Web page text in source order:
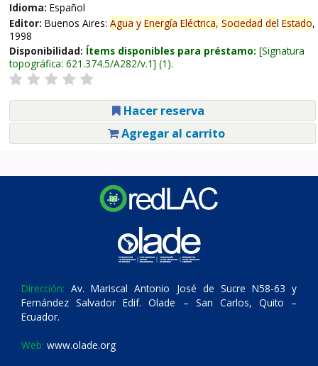
Idioma: Español
Editor: Buenos Aires: Agua y Energía Eléctrica, Sociedad del Estado,
1998
Disponibilidad: Ítems disponibles para préstamo: Signatura
topográfica: 621.374.5/A282/v.1 (1).
Hacer reserva
Agregar al carrito
Dirección: Av. Mariscal Antonio José de Sucre N58-63 y
Fernández Salvador Edif. Olade – San Carlos, Quito –
Ecuador.
Web: www.olade.org